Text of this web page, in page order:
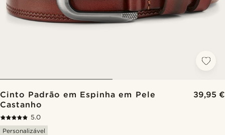
Cinto Padrão em Espinha em Pele
Castanho
39,95 €
5.0
Personalizável